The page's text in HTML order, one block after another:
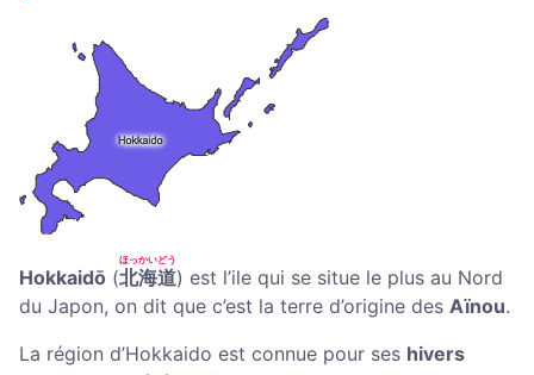
Hokkaidō (北海道
ほっかいどう
) est l’ile qui se situe le plus au Nord
du Japon, on dit que c’est la terre d’origine des Aïnou.
La région d’Hokkaido est connue pour ses hivers